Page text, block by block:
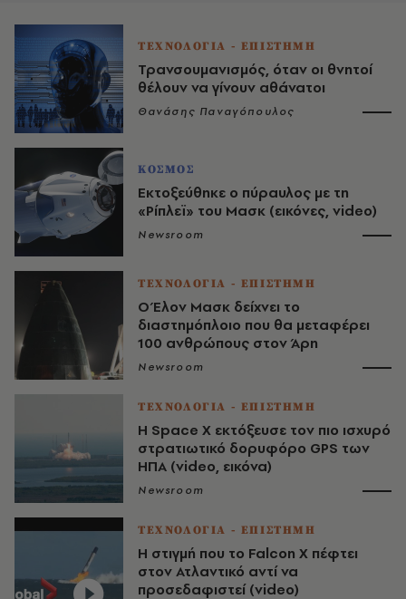
ΤΕΧΝΟΛΟΓΙΑ - ΕΠΙΣΤΗΜΗ
Τρανσουμανισμός, όταν οι θνητοί
θέλουν να γίνουν αθάνατοι
Θανάσης Παναγόπουλος
ΚΟΣΜΟΣ
Εκτοξεύθηκε ο πύραυλος με τη
«Ρίπλεϊ» του Μασκ (εικόνες, video)
Newsroom
ΤΕΧΝΟΛΟΓΙΑ - ΕΠΙΣΤΗΜΗ
Ο Έλον Μασκ δείχνει το
διαστημόπλοιο που θα μεταφέρει
100 ανθρώπους στον Άρη
Newsroom
ΤΕΧΝΟΛΟΓΙΑ - ΕΠΙΣΤΗΜΗ
Η Space X εκτόξευσε τον πιο ισχυρό
στρατιωτικό δορυφόρο GPS των
ΗΠΑ (video, εικόνα)
Newsroom
ΤΕΧΝΟΛΟΓΙΑ - ΕΠΙΣΤΗΜΗ
Η στιγμή που το Falcon X πέφτει
στον Ατλαντικό αντί να
προσεδαφιστεί (video)